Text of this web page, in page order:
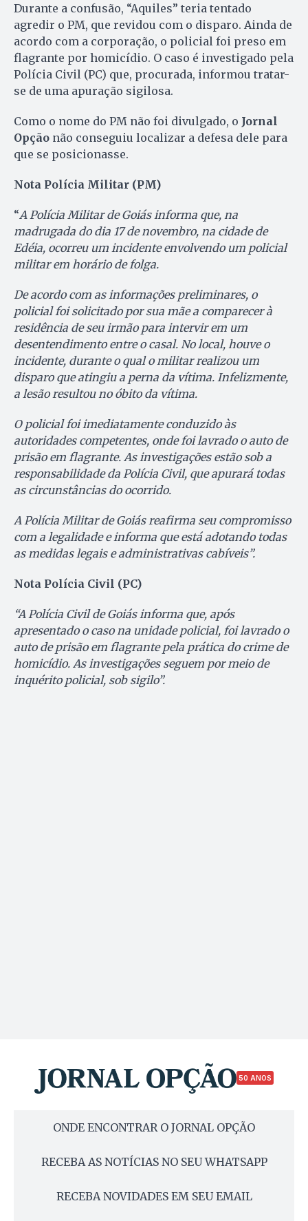
Durante a confusão, “Aquiles” teria tentado
agredir o PM, que revidou com o disparo. Ainda de
acordo com a corporação, o policial foi preso em
flagrante por homicídio. O caso é investigado pela
Polícia Civil (PC) que, procurada, informou tratar-
se de uma apuração sigilosa.
Como o nome do PM não foi divulgado, o Jornal
Opção não conseguiu localizar a defesa dele para
que se posicionasse.
Nota Polícia Militar (PM)
“A Polícia Militar de Goiás informa que, na
madrugada do dia 17 de novembro, na cidade de
Edéia, ocorreu um incidente envolvendo um policial
militar em horário de folga.
De acordo com as informações preliminares, o
policial foi solicitado por sua mãe a comparecer à
residência de seu irmão para intervir em um
desentendimento entre o casal. No local, houve o
incidente, durante o qual o militar realizou um
disparo que atingiu a perna da vítima. Infelizmente,
a lesão resultou no óbito da vítima.
O policial foi imediatamente conduzido às
autoridades competentes, onde foi lavrado o auto de
prisão em flagrante. As investigações estão sob a
responsabilidade da Polícia Civil, que apurará todas
as circunstâncias do ocorrido.
A Polícia Militar de Goiás reafirma seu compromisso
com a legalidade e informa que está adotando todas
as medidas legais e administrativas cabíveis”.
Nota Polícia Civil (PC)
“A Polícia Civil de Goiás informa que, após
apresentado o caso na unidade policial, foi lavrado o
auto de prisão em flagrante pela prática do crime de
homicídio. As investigações seguem por meio de
inquérito policial, sob sigilo”.
50 ANOS
ONDE ENCONTRAR O JORNAL OPÇÃO
RECEBA AS NOTÍCIAS NO SEU WHATSAPP
RECEBA NOVIDADES EM SEU EMAIL